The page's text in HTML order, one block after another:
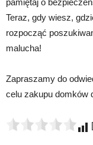
pamiętaj o
Teraz, gdy wiesz,
rozpocząć
malucha!
Zapraszamy do
celu zakupu domków